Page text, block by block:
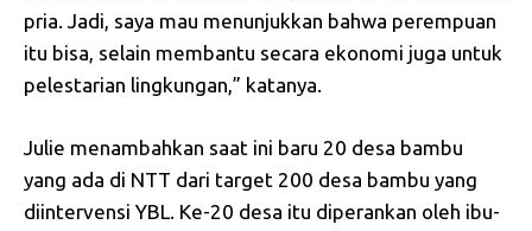
pria. Jadi, saya mau menunjukkan bahwa perempuan
itu bisa, selain membantu secara ekonomi juga untuk
pelestarian lingkungan,” katanya.
Julie menambahkan saat ini baru 20 desa bambu
yang ada di NTT dari target 200 desa bambu yang
diintervensi YBL. Ke-20 desa itu diperankan oleh ibu-